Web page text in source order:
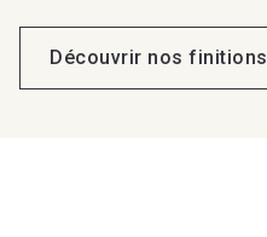
Découvrir nos finitions